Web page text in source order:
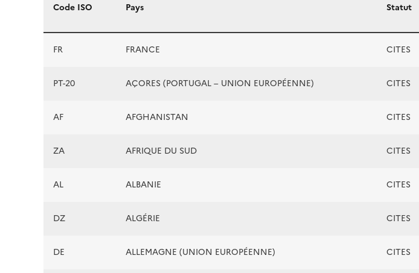
Liste des pays
Code ISO Pays Statut
FR FRANCE CITES
PT-20 AÇORES (PORTUGAL – UNION EUROPÉENNE) CITES
AF AFGHANISTAN CITES
ZA AFRIQUE DU SUD CITES
AL ALBANIE CITES
DZ ALGÉRIE CITES
DE ALLEMAGNE (UNION EUROPÉENNE) CITES